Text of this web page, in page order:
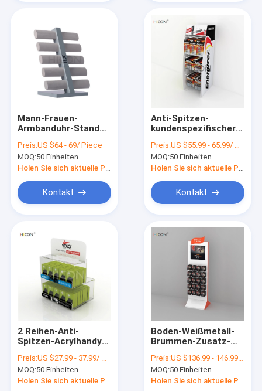
Products
About Us
Factory Tour
Quality Control
Request A Quote
Mann-Frauen-
Armbanduhr-Stand
Countertop-
Armbanduhr-Stand
Preis:US $64 - 69/ Piece
MOQ:50 Einheiten
Holen Sie sich aktuelle Preis
Kontakt
Anti-Spitzen-
kundenspezifischer
Energiequellen-
Batterie-
Ausstellungsstand
Preis:US $55.99 - 65.99/ Piece
MOQ:50 Einheiten
Holen Sie sich aktuelle Preis
Kontakt
2 Reihen-Anti-
Spitzen-Acrylhandy-
Ausstellungsstand
Preis:US $27.99 - 37.99/ Piece
MOQ:50 Einheiten
Holen Sie sich aktuelle Preis
Boden-Weißmetall-
Brummen-Zusatz-
mit Haken
Preis:US $136.99 - 146.99/ Piece
MOQ:50 Einheiten
Holen Sie sich aktuelle Preis